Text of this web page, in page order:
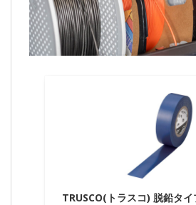
TRUSCO(トラスコ) 脱鉛タ